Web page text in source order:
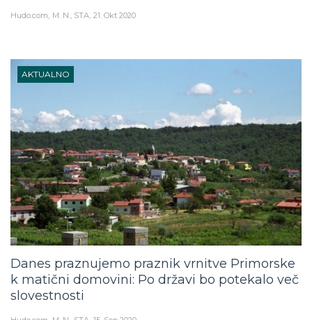
Hudo.com M. N., STA 21. Okt 2020
AKTUALNO
Danes praznujemo praznik vrnitve Primorske
k matični domovini: Po državi bo potekalo več
slovestnosti